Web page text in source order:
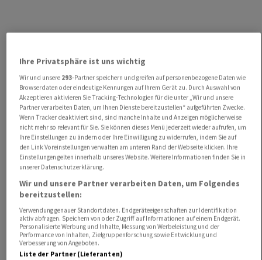
Ihre Privatsphäre ist uns wichtig
Wir und unsere 293-Partner speichern und greifen auf personenbezogene Daten wie
Browserdaten oder eindeutige Kennungen auf Ihrem Gerät zu. Durch Auswahl von
Akzeptieren aktivieren Sie Tracking-Technologien für die unter „Wir und unsere
Partner verarbeiten Daten, um Ihnen Dienste bereitzustellen“ aufgeführten Zwecke.
Wenn Tracker deaktiviert sind, sind manche Inhalte und Anzeigen möglicherweise
nicht mehr so relevant für Sie. Sie können dieses Menü jederzeit wieder aufrufen, um
Ihre Einstellungen zu ändern oder Ihre Einwilligung zu widerrufen, indem Sie auf
den Link Voreinstellungen verwalten am unteren Rand der Webseite klicken. Ihre
Einstellungen gelten innerhalb unseres Website. Weitere Informationen finden Sie in
unserer Datenschutzerklärung.
Wir und unsere Partner verarbeiten Daten, um Folgendes
bereitzustellen:
Verwendung genauer Standortdaten. Endgeräteeigenschaften zur Identifikation
aktiv abfragen. Speichern von oder Zugriff auf Informationen auf einem Endgerät.
Personalisierte Werbung und Inhalte, Messung von Werbeleistung und der
Performance von Inhalten, Zielgruppenforschung sowie Entwicklung und
Verbesserung von Angeboten.
Liste der Partner (Lieferanten)